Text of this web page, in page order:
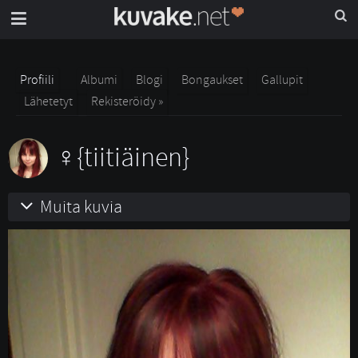
Profiili Albumi Blogi Bongaukset
Gallupit
Lähetetyt
Rekisteröidy »
{tiitiäinen}
Muita kuvia